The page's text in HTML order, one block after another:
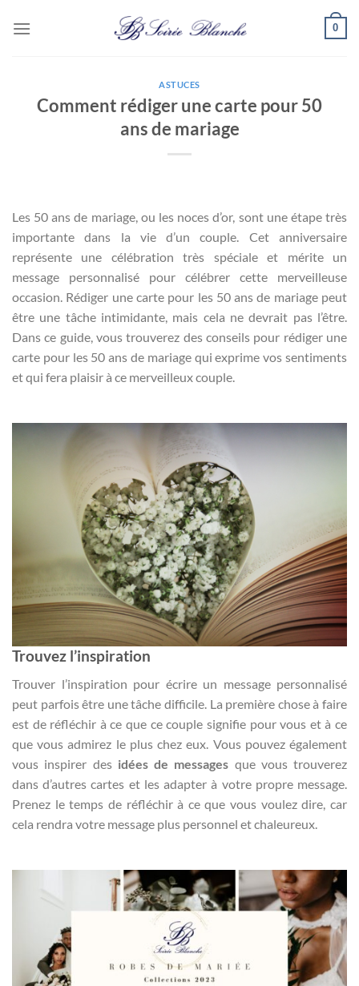
0
ASTUCES
Comment rédiger une carte pour 50
ans de mariage
Les 50 ans de mariage, ou les noces d’or, sont une étape très
importante dans la vie d’un couple. Cet anniversaire
représente une célébration très spéciale et mérite un
message personnalisé pour célébrer cette merveilleuse
occasion. Rédiger une carte pour les 50 ans de mariage peut
être une tâche intimidante, mais cela ne devrait pas l’être.
Dans ce guide, vous trouverez des conseils pour rédiger une
carte pour les 50 ans de mariage qui exprime vos sentiments
et qui fera plaisir à ce merveilleux couple.
Trouvez l’inspiration
Trouver l’inspiration pour écrire un message personnalisé
peut parfois être une tâche difficile. La première chose à faire
est de réfléchir à ce que ce couple signifie pour vous et à ce
que vous admirez le plus chez eux. Vous pouvez également
vous inspirer des idées de messages que vous trouverez
dans d’autres cartes et les adapter à votre propre message.
Prenez le temps de réfléchir à ce que vous voulez dire, car
cela rendra votre message plus personnel et chaleureux.